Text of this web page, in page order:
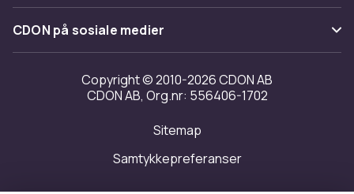
Kundeanmeldelser
Jobbe på CDON
Investor relations
Tilgjengelighet
Merchant Help Center
CDON på sosiale medier
Copyright © 2010-2026 CDON AB
CDON AB, Org.nr: 556406-1702
Sitemap
Samtykkepreferanser